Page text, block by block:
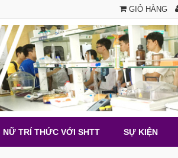
GIỎ HÀNG
NỮ TRÍ THỨC VỚI SHTT SỰ KIỆN